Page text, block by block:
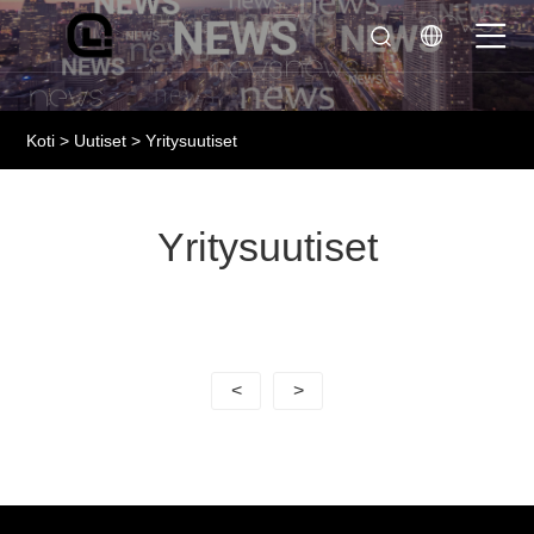
Koti > Uutiset > Yritysuutiset
Yritysuutiset
< >